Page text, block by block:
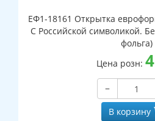
ЕФ1-18161 Открытка
С Российской символикой.
фольга)
Цена розн:
−
В корзину